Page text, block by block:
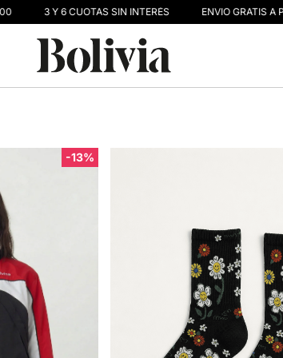
3 Y 6 CUOTAS SIN INTERÉS ENVIO GRATIS A
-13%